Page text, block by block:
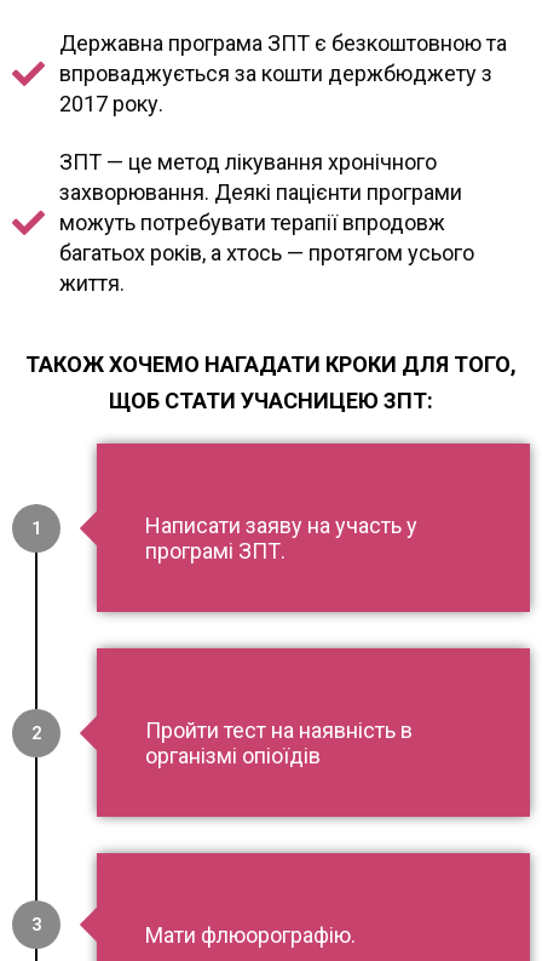
Державна програма ЗПТ є безкоштовною та
впроваджується за кошти держбюджету з
2017 року.
ЗПТ — це метод лікування хронічного
захворювання. Деякі пацієнти програми
можуть потребувати терапії впродовж
багатьох років, а хтось — протягом усього
життя.
ТАКОЖ ХОЧЕМО НАГАДАТИ КРОКИ ДЛЯ ТОГО,
ЩОБ СТАТИ УЧАСНИЦЕЮ ЗПТ:
Написати заяву на участь у
програмі ЗПТ.
1
Пройти тест на наявність в
організмі опіоїдів
2
Мати флюорографію.
3